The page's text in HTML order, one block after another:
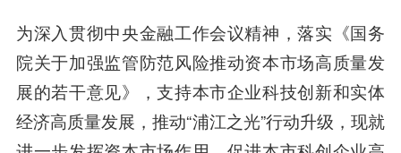
为深入贯彻中央金融工作会议精神，落实《国务
院关于加强监管防范风险推动资本市场高质量发
展的若干意见》，支持本市企业科技创新和实体
经济高质量发展，推动“浦江之光”行动升级，现就